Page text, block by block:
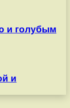
и голубым
и